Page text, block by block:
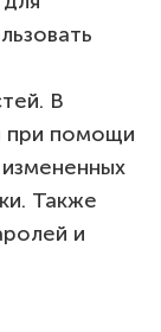
В
при помощи
Также
и